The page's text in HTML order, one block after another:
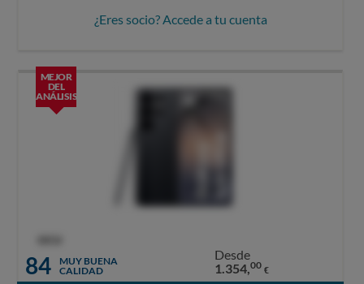
¿Eres socio? Accede a tu cuenta
MEJOR
DEL
ANÁLISIS
84
MUY BUENA
CALIDAD
Desde
1.354,00 €